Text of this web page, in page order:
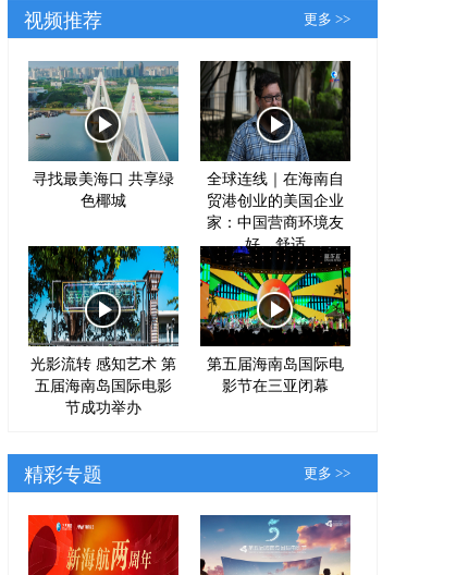
视频推荐 更多 >>
寻找最美海口 共享绿
色椰城
全球连线｜在海南自
贸港创业的美国企业
家：中国营商环境友
好、舒适
光影流转 感知艺术 第
五届海南岛国际电影
节成功举办
第五届海南岛国际电
影节在三亚闭幕
精彩专题 更多 >>